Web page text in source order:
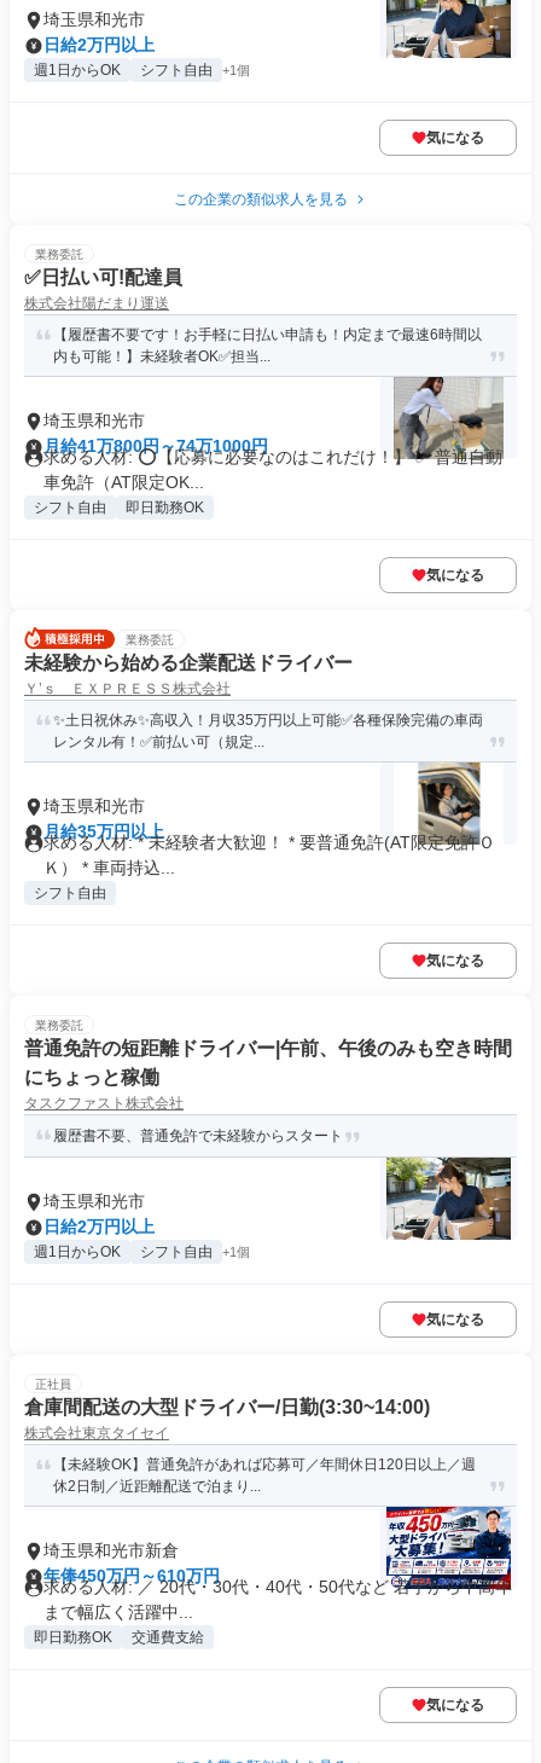
埼玉県和光市
日給2万円以上
週1日からOK シフト自由 +1個
気になる
この企業の類似求人を見る
業務委託
✅日払い可!配達員
株式会社陽だまり運送
【履歴書不要です！お手軽に日払い申請も！内定まで最速6時間以
内も可能！】未経験者OK✅担当...
埼玉県和光市
月給41万800円～74万1000円
求める人材: ⭕️【応募に必要なのはこれだけ！】 ✅ 普通自動
車免許（AT限定OK...
シフト自由 即日勤務OK
気になる
業務委託
未経験から始める企業配送ドライバー
Ｙ’ｓ ＥＸＰＲＥＳＳ株式会社
✨土日祝休み✨高収入！月収35万円以上可能✅各種保険完備の車両
レンタル有！✅前払い可（規定...
埼玉県和光市
月給35万円以上
求める人材: * 未経験者大歓迎！ * 要普通免許(AT限定免許Ｏ
Ｋ） * 車両持込...
シフト自由
気になる
業務委託
普通免許の短距離ドライバー|午前、午後のみも空き時間
にちょっと稼働
タスクファスト株式会社
履歴書不要、普通免許で未経験からスタート
埼玉県和光市
日給2万円以上
週1日からOK シフト自由 +1個
気になる
正社員
倉庫間配送の大型ドライバー/日勤(3:30~14:00)
株式会社東京タイセイ
【未経験OK】普通免許があれば応募可／年間休日120日以上／週
休2日制／近距離配送で泊まり...
埼玉県和光市新倉
年俸450万円～610万円
求める人材: ／ 20代・30代・40代・50代など 若手から中高年
まで幅広く活躍中...
即日勤務OK 交通費支給
気になる